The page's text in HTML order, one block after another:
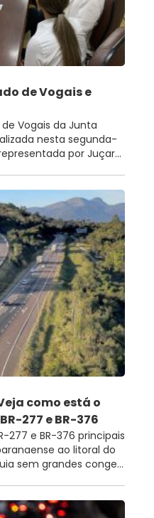
de Vogais e
Vogais da Junta
nesta segunda-
por Juçar...
como está o
277 e BR-376
277 e BR-376 principais
ao litoral do
sem grandes conge...